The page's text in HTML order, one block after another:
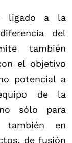
ligado a la
del
también
el objetivo
potencial a
de la
sólo para
también en
de fusión